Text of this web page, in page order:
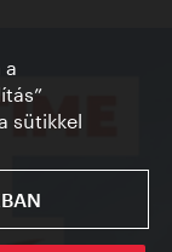
a
sütikkel